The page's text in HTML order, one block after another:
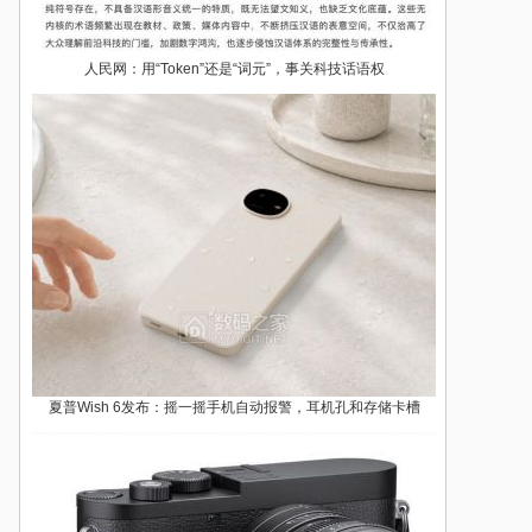
人民网：用“Token”还是“词元”，事关科技话语权
夏普Wish 6发布：摇一摇手机自动报警，耳机孔和存储卡槽